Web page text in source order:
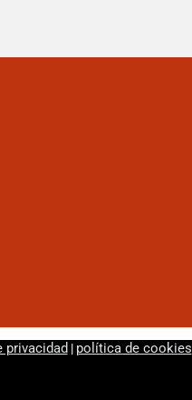
privacidad | política de cookies